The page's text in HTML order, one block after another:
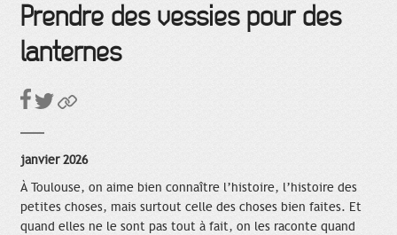
Prendre des vessies pour des
lanternes
janvier 2026
À Toulouse, on aime bien connaître l’histoire, l’histoire des
petites choses, mais surtout celle des choses bien faites. Et
quand elles ne le sont pas tout à fait, on les raconte quand